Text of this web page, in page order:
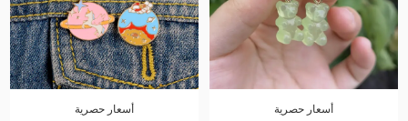
أسعار حصرية أسعار حصرية